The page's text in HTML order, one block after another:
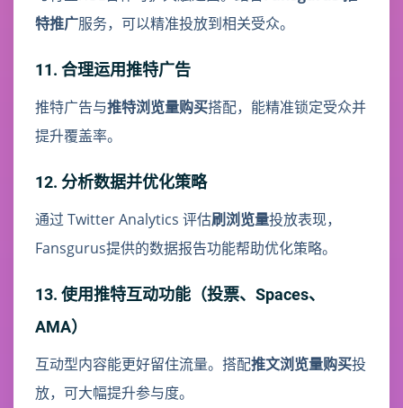
特推广服务，可以精准投放到相关受众。
11. 合理运用推特广告
推特广告与推特浏览量购买搭配，能精准锁定受众并
提升覆盖率。
12. 分析数据并优化策略
通过 Twitter Analytics 评估刷浏览量投放表现，
Fansgurus提供的数据报告功能帮助优化策略。
13. 使用推特互动功能（投票、Spaces、
AMA）
互动型内容能更好留住流量。搭配推文浏览量购买投
放，可大幅提升参与度。